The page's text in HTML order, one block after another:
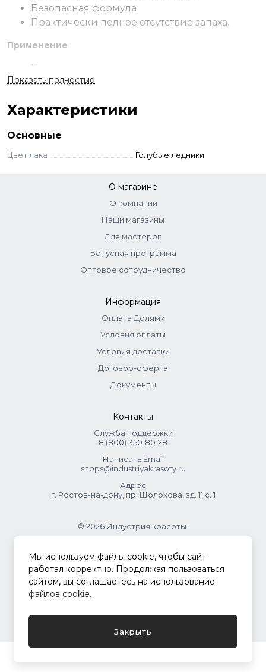
Безопасная формула
Практически полное отсутствие запаха.
Применение
На подготовленную пластину нанести
грунтовочное покрытие Lagel Bondex.
заполимеризовать.
выбранное цветное покрытие Lagel Dense.
Заполимеризовать. При необходимости
заполимеризовать.
Не допускается промежуточная
полимеризация продукта.
Показать полностью
Характеристики
Основные
Цвет лака Голубые ледники
О магазине
О компании
Наши магазины
Для мастеров
Бонусная программа
Оптовое сотрудничество
Информация
Оплата Долями
Условия оплаты
Условия доставки
Договор-оферта
Документы
Контакты
Служба поддержки
8 (800) 350‑80‑28
Написать Email
shops@industriyakrasoty.ru
Адрес
г. Ростов-на-дону, пр. Шолохова, зд. 11 с. 1
© 2026 Индустрия красоты.
.
Политика конфиденциальности
Мы используем файлы cookie, чтобы сайт
работал корректно. Продолжая пользоваться
сайтом, вы соглашаетесь на использование
файлов cookie.
Закрыть